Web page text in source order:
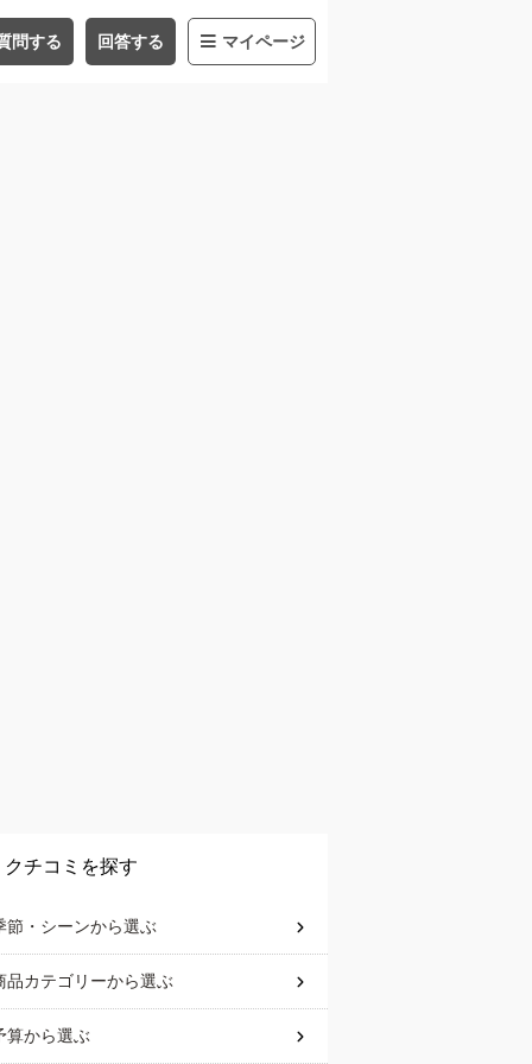
問する 回答する マイページ
クチコミを探す
節・シーンから選ぶ
品カテゴリーから選ぶ
算から選ぶ